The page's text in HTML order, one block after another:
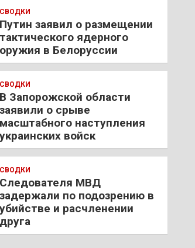
СВОДКИ
Путин заявил о размещении
тактического ядерного
оружия в Белоруссии
СВОДКИ
В Запорожской области
заявили о срыве
масштабного наступления
украинских войск
СВОДКИ
Следователя МВД
задержали по подозрению в
убийстве и расчленении
друга